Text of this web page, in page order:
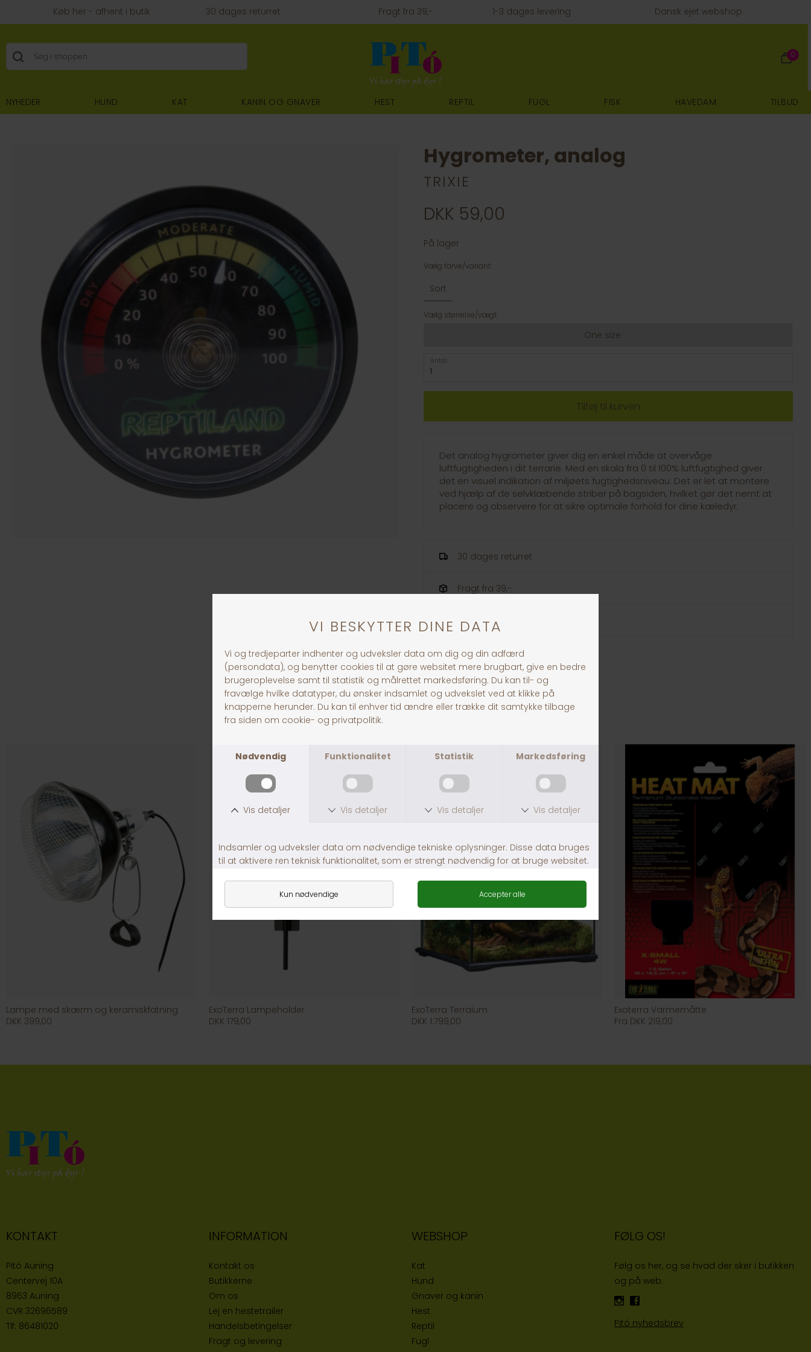
Køb her - afhent i butik 30 dages returret Fragt fra 39,- 1-3 dages levering Dansk ejet webshop
0
NYHEDER HUND KAT KANIN OG GNAVER HEST REPTIL FUGL FISK HAVEDAM TILBUD
Hygrometer, analog
TRIXIE
DKK 59,00
På lager
Vælg farve/variant:
Sort
Vælg størrelse/vægt:
One size
Antal
Det analog hygrometer giver dig en enkel måde at overvåge
luftfugtigheden i dit terrarie. Med en skala fra 0 til 100% luftfugtighed giver
det en visuel indikation af miljøets fugtighedsniveau. Det er let at montere
ved hjælp af de selvklæbende striber på bagsiden, hvilket gør det nemt at
placere og observere for at sikre optimale forhold for dine kæledyr.
30 dages returret
Fragt fra 39,-
1-3 dages levering
ANDRE KØBTE OGSÅ
Lampe med skærm og keramiskfatning
DKK 399,00
ExoTerra Lampeholder
DKK 179,00
ExoTerra Terraium
DKK 1.799,00
Exoterra Varmemåtte
Fra DKK 219,00
KONTAKT
Pitó Auning
Centervej 10A
8963 Auning
CVR 32696589
Tlf: 86481020
INFORMATION
Kontakt os
Butikkerne
Om os
Lej en hestetrailer
Handelsbetingelser
Fragt og levering
WEBSHOP
Kat
Hund
Gnaver og kanin
Hest
Reptil
Fugl
FØLG OS!
Følg os her, og se hvad der sker i butikken
og på web:
Pitó nyhedsbrev